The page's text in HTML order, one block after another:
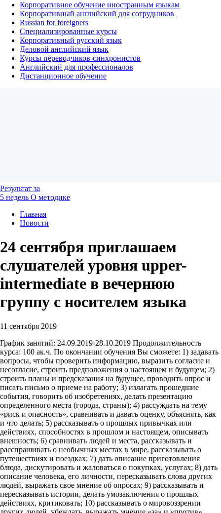
Корпоративное обучение иностранным языкам
Корпоративный английский для сотрудников
Russian for foreigners
Специализированные курсы
Корпоративный русский язык
Деловой английский язык
Курсы переводчиков-синхронистов
Английский для профессионалов
Дистанционное обучение
Результат за
5 недель О методике
Главная
Новости
24 сентября приглашаем
слушателей уровня upper-
intermediate в вечернюю
группу с носителем языка
11 сентября 2019
График занятий: 24.09.2019-28.10.2019 Продолжительность
курса: 100 ак.ч. По окончании обучения Вы сможете: 1) задавать
вопросы, чтобы проверить информацию, выразить согласие и
несогласие, строить предположения о настоящем и будущем; 2)
строить планы и предсказания на будущее, проводить опрос и
писать письмо о приеме на работу; 3) излагать прошедшие
события, говорить об изобретениях, делать презентацию
определенного места (города, страны); 4) рассуждать на тему
«риск и опасность», сравнивать и давать оценку, объяснять, как
и что делать; 5) рассказывать о прошлых привычках или
действиях, способностях в прошлом и настоящем, описывать
внешность; 6) сравнивать людей и места, рассказывать и
расспрашивать о необычных местах в мире, рассказывать о
путешествиях и поездках; 7) дать описание приготовления
блюда, дискутировать и жаловаться о покупках, услугах; 8) дать
описание человека, его личности, пересказывать слова других
людей, выражать свое мнение об опросах; 9) рассказывать и
пересказывать истории, делать умозаключения о прошлых
действиях, критиковать; 10) рассказывать о мировоззрении